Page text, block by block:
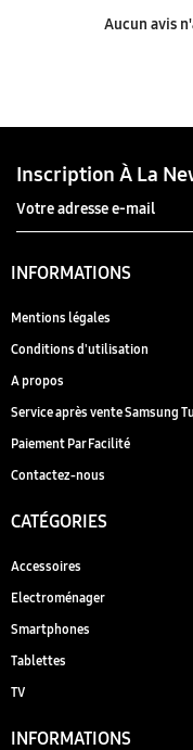
Aucun avis
Inscription À La
INFORMATIONS
Mentions légales
Conditions d'utilisation
A propos
Service après vente Samsung
Paiement Par Facilité
Contactez-nous
CATÉGORIES
Accessoires
Electroménager
Smartphones
Tablettes
TV
INFORMATIONS